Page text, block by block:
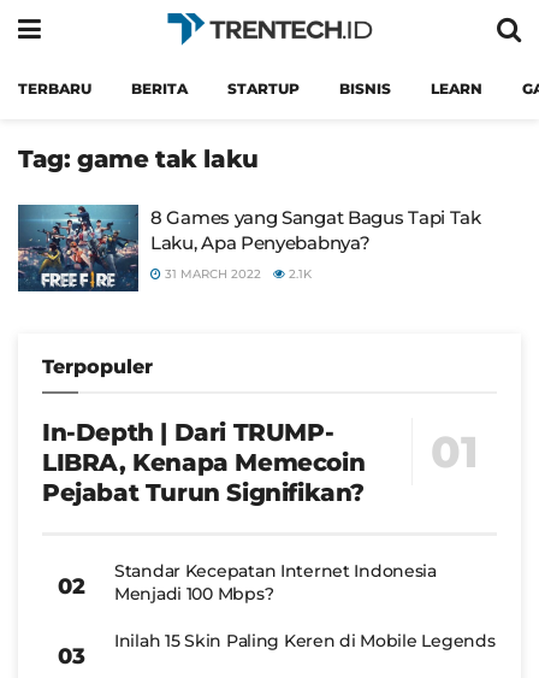
TERBARU BERITA STARTUP BISNIS LEARN
Tag: game tak laku
8 Games yang Sangat Bagus Tapi Tak
Laku, Apa Penyebabnya?
31 MARCH 2022 2.1K
Terpopuler
In-Depth | Dari TRUMP-
LIBRA, Kenapa Memecoin
Pejabat Turun Signifikan?
Standar Kecepatan Internet Indonesia
Menjadi 100 Mbps?
Inilah 15 Skin Paling Keren di Mobile Legends